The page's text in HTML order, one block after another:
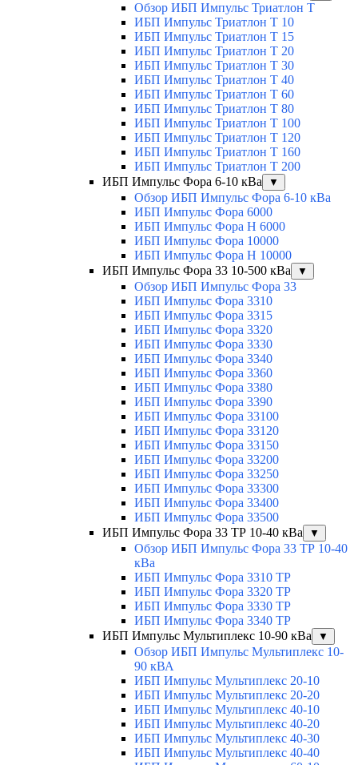
Обзор ИБП Импульс Триатлон Т
ИБП Импульс Триатлон Т 10
ИБП Импульс Триатлон Т 15
ИБП Импульс Триатлон Т 20
ИБП Импульс Триатлон Т 30
ИБП Импульс Триатлон Т 40
ИБП Импульс Триатлон Т 60
ИБП Импульс Триатлон Т 80
ИБП Импульс Триатлон Т 100
ИБП Импульс Триатлон Т 120
ИБП Импульс Триатлон Т 160
ИБП Импульс Триатлон Т 200
ИБП Импульс Фора 6-10 кВа
▼
Обзор ИБП Импульс Фора 6-10 кВа
ИБП Импульс Фора 6000
ИБП Импульс Фора H 6000
ИБП Импульс Фора 10000
ИБП Импульс Фора H 10000
ИБП Импульс Фора 33 10-500 кВа
▼
Обзор ИБП Импульс Фора 33
ИБП Импульс Фора 3310
ИБП Импульс Фора 3315
ИБП Импульс Фора 3320
ИБП Импульс Фора 3330
ИБП Импульс Фора 3340
ИБП Импульс Фора 3360
ИБП Импульс Фора 3380
ИБП Импульс Фора 3390
ИБП Импульс Фора 33100
ИБП Импульс Фора 33120
ИБП Импульс Фора 33150
ИБП Импульс Фора 33200
ИБП Импульс Фора 33250
ИБП Импульс Фора 33300
ИБП Импульс Фора 33400
ИБП Импульс Фора 33500
ИБП Импульс Фора 33 ТР 10-40 кВа
▼
Обзор ИБП Импульс Фора 33 ТР 10-40
кВа
ИБП Импульс Фора 3310 ТР
ИБП Импульс Фора 3320 ТР
ИБП Импульс Фора 3330 ТР
ИБП Импульс Фора 3340 ТР
ИБП Импульс Мультиплекс 10-90 кВа
▼
Обзор ИБП Импульс Мультиплекс 10-
90 кВА
ИБП Импульс Мультиплекс 20-10
ИБП Импульс Мультиплекс 20-20
ИБП Импульс Мультиплекс 40-10
ИБП Импульс Мультиплекс 40-20
ИБП Импульс Мультиплекс 40-30
ИБП Импульс Мультиплекс 40-40